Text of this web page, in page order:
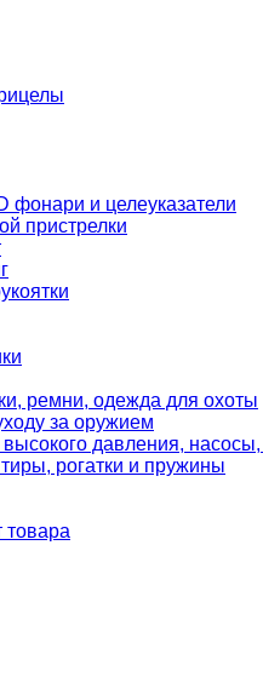
фонари и целеуказатели
пристрелки
ремни, одежда для охоты
за оружием
давления,
рогатки и пружины
товара